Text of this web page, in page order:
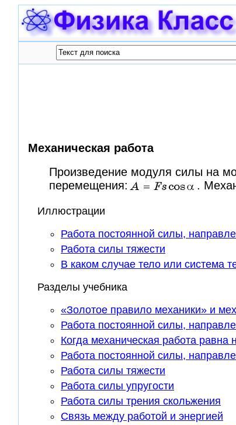
Механическая работа
Произведение модуля силы на
перемещения:
.
Иллюстрации
Работа постоянной силы,
Работа силы тяжести
В каком случае тело или система
Разделы учебника
«Золотое правило механики» и
Работа постоянной силы,
Когда механическая работа равна
Работа постоянной силы,
Работа силы тяжести
Работа силы упругости
Работа силы трения скольжения
Связь между работой и энергией